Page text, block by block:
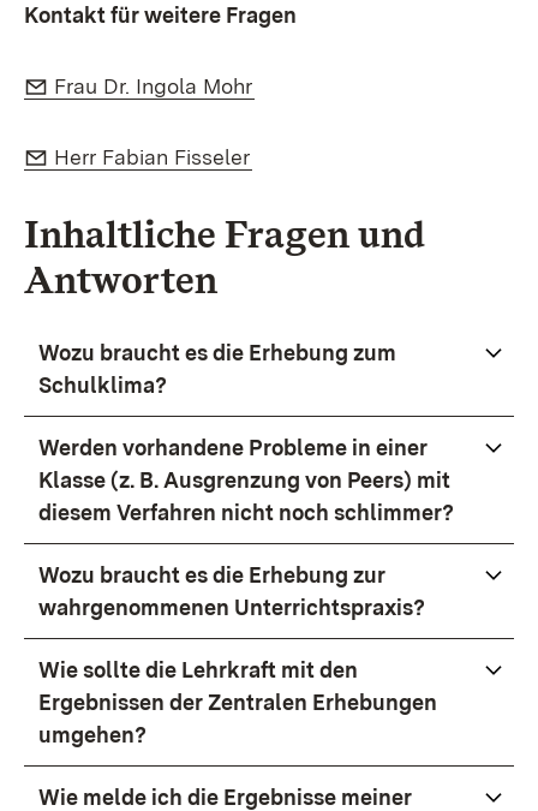
Kontakt für weitere Fragen
E-Mail:
Frau Dr. Ingola Mohr
E-Mail:
Herr Fabian Fisseler
Inhaltliche Fragen und
Antworten
Wozu braucht es die Erhebung zum
Schulklima?
Werden vorhandene Probleme in einer
Klasse (z. B. Ausgrenzung von Peers) mit
diesem Verfahren nicht noch schlimmer?
Wozu braucht es die Erhebung zur
wahrgenommenen Unterrichtspraxis?
Wie sollte die Lehrkraft mit den
Ergebnissen der Zentralen Erhebungen
umgehen?
Wie melde ich die Ergebnisse meiner